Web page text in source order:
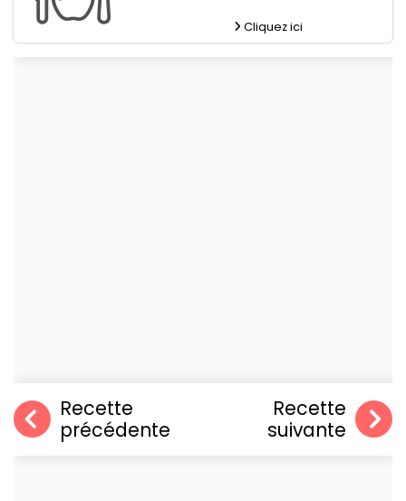
Cliquez ici
Recette
précédente
Recette
suivante